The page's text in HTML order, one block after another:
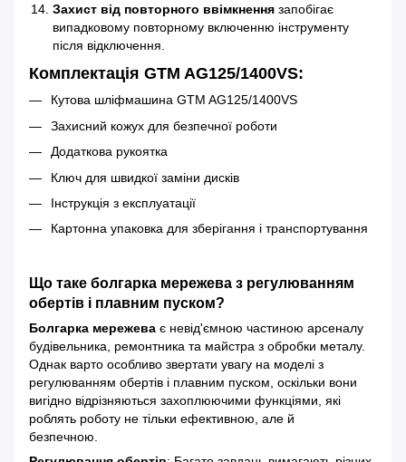
Захист від повторного ввімкнення запобігає
випадковому повторному включенню інструменту
після відключення.
Комплектація GTM AG125/1400VS:
Кутова шліфмашина GTM AG125/1400VS
Захисний кожух для безпечної роботи
Додаткова рукоятка
Ключ для швидкої заміни дисків
Інструкція з експлуатації
Картонна упаковка для зберігання і транспортування
Що таке болгарка мережева з регулюванням
обертів і плавним пуском?
Болгарка мережева є невід'ємною частиною арсеналу
будівельника, ремонтника та майстра з обробки металу.
Однак варто особливо звертати увагу на моделі з
регулюванням обертів і плавним пуском, оскільки вони
вигідно відрізняються захоплюючими функціями, які
роблять роботу не тільки ефективною, але й
безпечною.